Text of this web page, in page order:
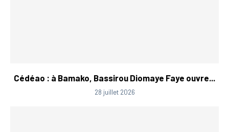
Cédéao : à Bamako, Bassirou Diomaye Faye ouvre...
28 juillet 2026